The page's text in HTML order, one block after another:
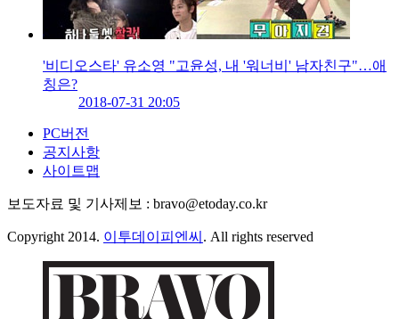
'비디오스타' 유소영 "고윤성, 내 '워너비' 남자친구"…애
칭은?
2018-07-31 20:05
PC버전
공지사항
사이트맵
보도자료 및 기사제보 : bravo@etoday.co.kr
Copyright 2014. 이투데이피엔씨 . All rights reserved